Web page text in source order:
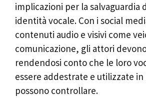
implicazioni per la salvaguardia
identità vocale. Con i social
contenuti audio e visivi come
comunicazione, gli attori
rendendosi conto che le loro
essere addestrate e utilizzate
possono controllare.